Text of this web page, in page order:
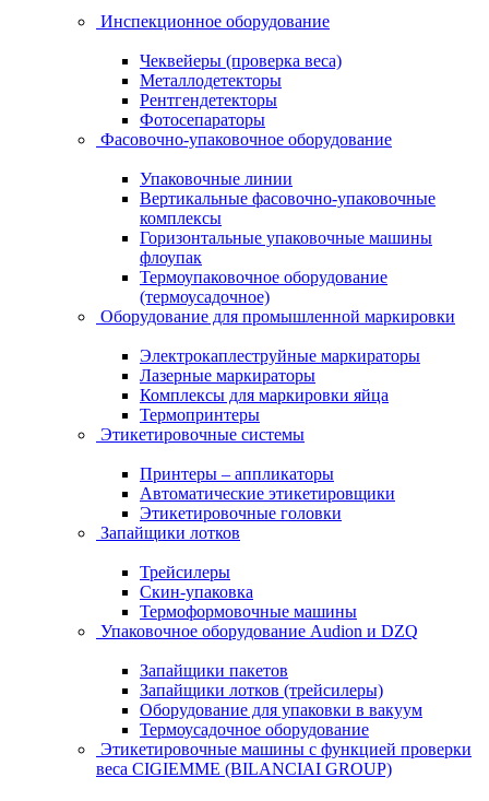
Инспекционное оборудование
Чеквейеры (проверка веса)
Металлодетекторы
Рентгендетекторы
Фотосепараторы
Фасовочно-упаковочное оборудование
Упаковочные линии
Вертикальные фасовочно-упаковочные
комплексы
Горизонтальные упаковочные машины
флоупак
Термоупаковочное оборудование
(термоусадочное)
Оборудование для промышленной маркировки
Электрокаплеструйные маркираторы
Лазерные маркираторы
Комплексы для маркировки яйца
Термопринтеры
Этикетировочные системы
Принтеры – аппликаторы
Автоматические этикетировщики
Этикетировочные головки
Запайщики лотков
Трейсилеры
Скин-упаковка
Термоформовочные машины
Упаковочное оборудование Audion и DZQ
Запайщики пакетов
Запайщики лотков (трейсилеры)
Оборудование для упаковки в вакуум
Термоусадочное оборудование
Этикетировочные машины с функцией проверки
веса CIGIEMME (BILANCIAI GROUP)